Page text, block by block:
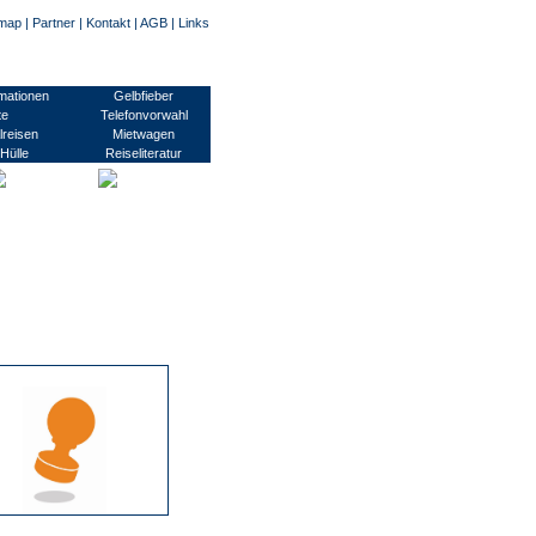
| Partner| Kontakt| AGB| Links
Gelbfieber
Telefonvorwahl
Mietwagen
Reiseliteratur